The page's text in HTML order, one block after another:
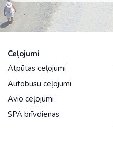
Ceļojumi
Atpūtas ceļojumi
Autobusu ceļojumi
Avio ceļojumi
SPA brīvdienas